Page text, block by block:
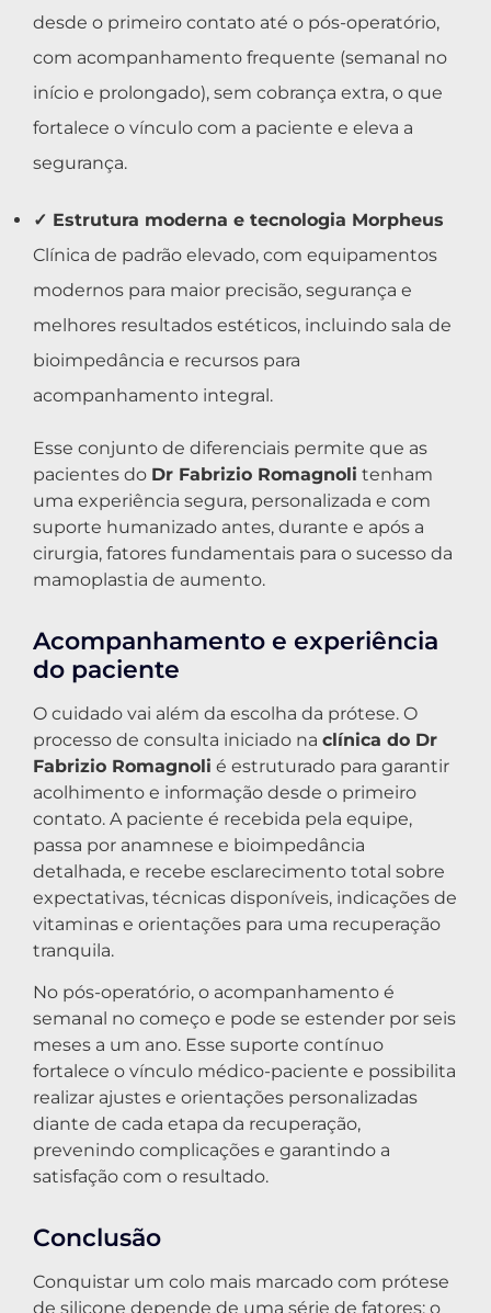
desde o primeiro contato até o pós-operatório,
com acompanhamento frequente (semanal no
início e prolongado), sem cobrança extra, o que
fortalece o vínculo com a paciente e eleva a
segurança.
✓ Estrutura moderna e tecnologia Morpheus
Clínica de padrão elevado, com equipamentos
modernos para maior precisão, segurança e
melhores resultados estéticos, incluindo sala de
bioimpedância e recursos para
acompanhamento integral.
Esse conjunto de diferenciais permite que as
pacientes do Dr Fabrizio Romagnoli tenham
uma experiência segura, personalizada e com
suporte humanizado antes, durante e após a
cirurgia, fatores fundamentais para o sucesso da
mamoplastia de aumento.
Acompanhamento e experiência
do paciente
O cuidado vai além da escolha da prótese. O
processo de consulta iniciado na clínica do Dr
Fabrizio Romagnoli é estruturado para garantir
acolhimento e informação desde o primeiro
contato. A paciente é recebida pela equipe,
passa por anamnese e bioimpedância
detalhada, e recebe esclarecimento total sobre
expectativas, técnicas disponíveis, indicações de
vitaminas e orientações para uma recuperação
tranquila.
No pós-operatório, o acompanhamento é
semanal no começo e pode se estender por seis
meses a um ano. Esse suporte contínuo
fortalece o vínculo médico-paciente e possibilita
realizar ajustes e orientações personalizadas
diante de cada etapa da recuperação,
prevenindo complicações e garantindo a
satisfação com o resultado.
Conclusão
Conquistar um colo mais marcado com prótese
de silicone depende de uma série de fatores: o